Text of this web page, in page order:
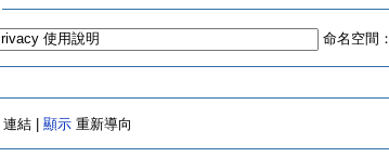
命名空間：
連結 |顯示 重新導向